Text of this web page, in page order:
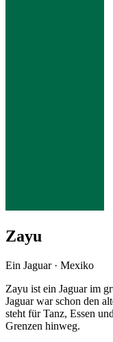
Zayu
Ein Jaguar · Mexiko
Zayu ist ein Jaguar im
Jaguar war schon den
steht für Tanz, Essen
Grenzen hinweg.